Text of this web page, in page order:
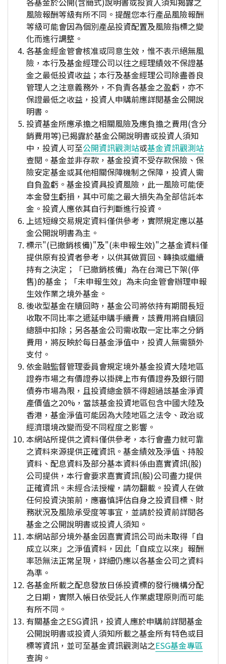
風險報酬等級有所不同。提醒您本行產品風險報酬
等級可能會因為個別產品投資配置及風險指標之變
化而進行調整。
各基金經金管會核准或同意生效，惟不表示絕無風
險，本行及基金經理公司以往之經理績效不保證基
金之最低投資收益；本行及基金經理公司除盡善良
管理人之注意義務外，不負責各基金之盈虧，亦不
保證最低之收益，投資人申購前應詳閱基金公開說
明書。
投資基金所應承擔之相關風險及應負擔之費用(含分
銷費用等)已揭露於基金公開說明書或投資人須知
中，投資人可至公開資訊觀測站或基金資訊觀測站
查閱。基金並非存款，基金投資不受存款保險、保
險安定基金或其他相關保障機制之保障，投資人需
自負盈虧。基金投資具投資風險，此一風險可能使
本金發生虧損，其中可能之最大損失為全部信託本
金。投資人應依其自行判斷進行投資。
上述短線交易規定資料僅供參考，實際規定應以基
金公開說明書為主。
標示"(已撤銷核備)"及"(未申報生效)"之基金資料僅
提供原有投資者參考，以供其做買回、轉換或繼續
持有之決定；「已撤銷核備」為在台灣已下架(停
售)的基金；「未申報生效」為未向金管會辦理申報
生效作業之境外基金。
後收型基金在贖回時，基金公司將依持有期間長短
收取不同比率之遞延申購手續費，該費用將自贖回
總額中扣除；另各基金公司需收取一定比率之分銷
費用，將反映於每日基金淨值中，投資人無需額外
支付。
依金融監督管理委員會規定境外基金投資大陸地區
證券市場之有價證券以掛牌上市有價證券及銀行間
債券市場為限，且投資總金額不得超過該基金淨資
產價值之20%，當該基金投資地區包含中國大陸及
香港，基金淨值可能因為大陸地區之法令、政治或
經濟環境改變而受不同程度之影響。
本網站所提供之資料僅供參考，本行會盡力就可靠
之資料來源提供正確資訊。基金績效及淨值、持股
資料、配息資料及部分基本資料係由嘉實資訊(股)
公司提供，本行會要求嘉實資訊(股)公司盡力提供
正確資訊。未經合法授權，請勿翻載。投資人在做
任何投資決策前，應審慎評估自身之投資目標、財
務狀況及風險承受度等事宜，並請於投資前詳閱各
基金之公開說明書或投資人須知。
本網站部分境外基金因嘉實資訊公司尚未取得「自
成立以來」之淨值資料，因此「自成立以來」報酬
率恐無法正常呈現，詳細仍應以各基金公司之資料
為準。
各基金所載之配息發放日係投資標的發行機構分配
之日期，實際入帳日依受託人作業處理原則而可能
有所不同。
有關基金之ESG資訊，投資人應於申購前詳閱基金
公開說明書或投資人須知所載之基金所有特色或目
標等資訊，並可至基金資訊觀測站之ESG基金專區
查詢。